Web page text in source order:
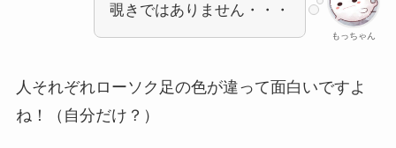
もっちゃん
覗きではありません・・・
人それぞれローソク足の色が違って面白いですよ
ね！（自分だけ？）